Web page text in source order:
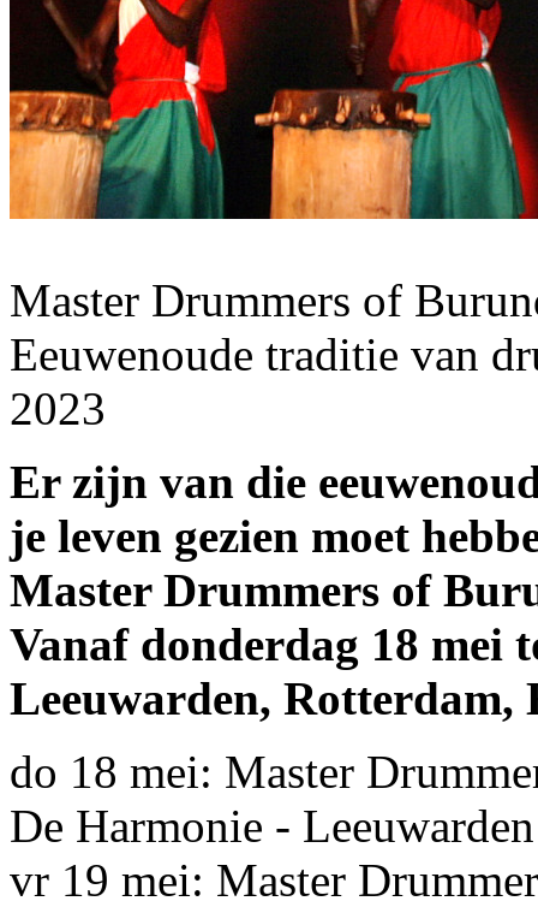
Master Drummers of
Eeuwenoude traditie van
2023
Er zijn van die
je leven gezien moet
Master Drummers of
Vanaf donderdag 18 mei
Leeuwarden, Rotterdam,
do 18 mei: Master
De Harmonie -
vr 19 mei: Master